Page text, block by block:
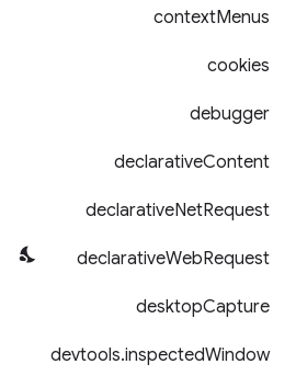
contextMenus
cookies
debugger
declarativeContent
declarativeNetRequest
declarativeWebRequest
desktopCapture
devtools.inspectedWindow